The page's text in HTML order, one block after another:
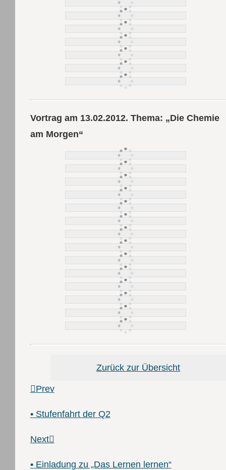
Vortrag am 13.02.2012. Thema: „Die Chemie
am Morgen“
Zurück zur Übersicht
Prev
•Stufenfahrt der Q2
Next
•Einladung zu „Das Lernen lernen“